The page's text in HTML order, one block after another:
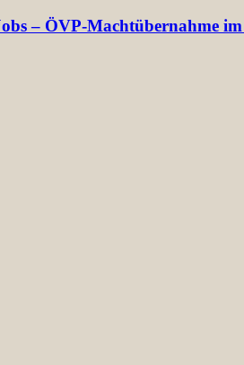
– ÖVP-Machtübernahme